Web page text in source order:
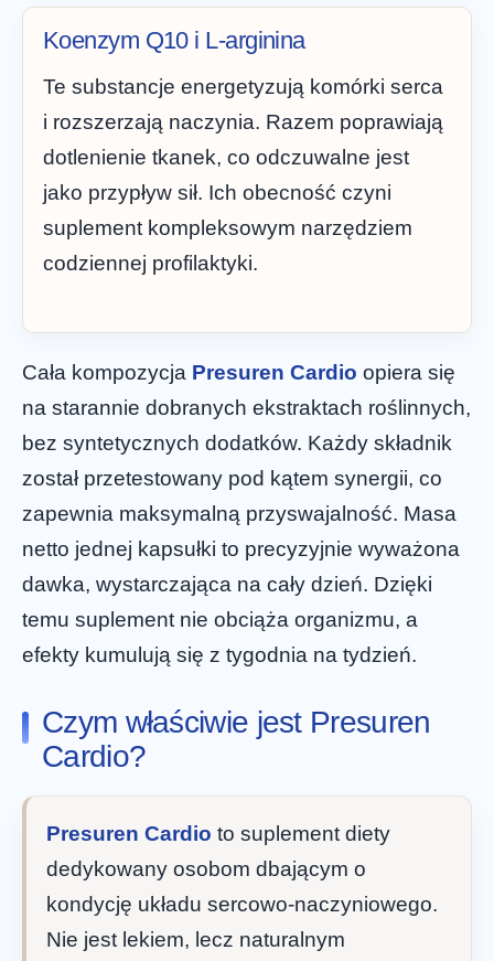
Koenzym Q10 i L-arginina
Te substancje energetyzują komórki serca
i rozszerzają naczynia. Razem poprawiają
dotlenienie tkanek, co odczuwalne jest
jako przypływ sił. Ich obecność czyni
suplement kompleksowym narzędziem
codziennej profilaktyki.
Cała kompozycja Presuren Cardio opiera się
na starannie dobranych ekstraktach roślinnych,
bez syntetycznych dodatków. Każdy składnik
został przetestowany pod kątem synergii, co
zapewnia maksymalną przyswajalność. Masa
netto jednej kapsułki to precyzyjnie wyważona
dawka, wystarczająca na cały dzień. Dzięki
temu suplement nie obciąża organizmu, a
efekty kumulują się z tygodnia na tydzień.
Czym właściwie jest Presuren
Cardio?
Presuren Cardio to suplement diety
dedykowany osobom dbającym o
kondycję układu sercowo-naczyniowego.
Nie jest lekiem, lecz naturalnym